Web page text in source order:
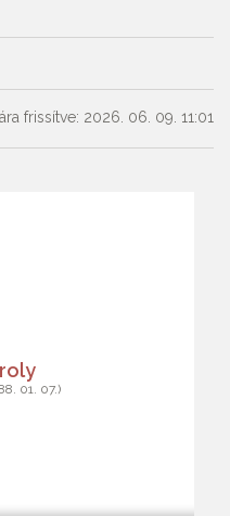
frissítve: 2026. 06. 09. 11:01
01. 07.)